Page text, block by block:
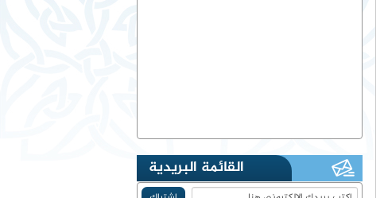
القائمة البريدية